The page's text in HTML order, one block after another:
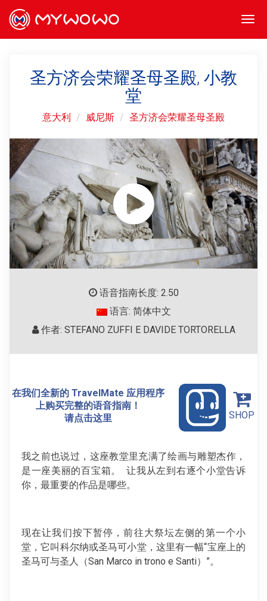
圣方济会荣耀圣母圣殿, 小教
堂
意大利 威尼斯 圣方济会荣耀圣母圣殿
语音指南长度: 2.50
语言: 简体中文
作者: STEFANO ZUFFI E DAVIDE TORTORELLA
在我们全新的 TravelMate 应用程序
上购买完整的语音指南！
请点击这里
SHOP
我之前也说过，这座教堂里充满了绘画与雕塑杰作，
是一座美丽的百宝箱。 让我从左到右逐个小堂告诉
你，最重要的作品是哪些。
现在让我们按下暂停，前往大祭坛左侧的第一个小
堂，它叫科尔纳或圣马可小堂，这里有一幅“宝座上的
圣马可与圣人（San Marco in trono e Santi）”。